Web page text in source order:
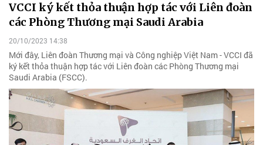
VCCI ký kết thỏa thuận hợp tác với Liên đoàn
các Phòng Thương mại Saudi Arabia
20/10/2023 14:38
Mới đây, Liên đoàn Thương mại và Công nghiệp Việt Nam - VCCI đã
ký kết thỏa thuận hợp tác với Liên đoàn các Phòng Thương mại
Saudi Arabia (FSCC).